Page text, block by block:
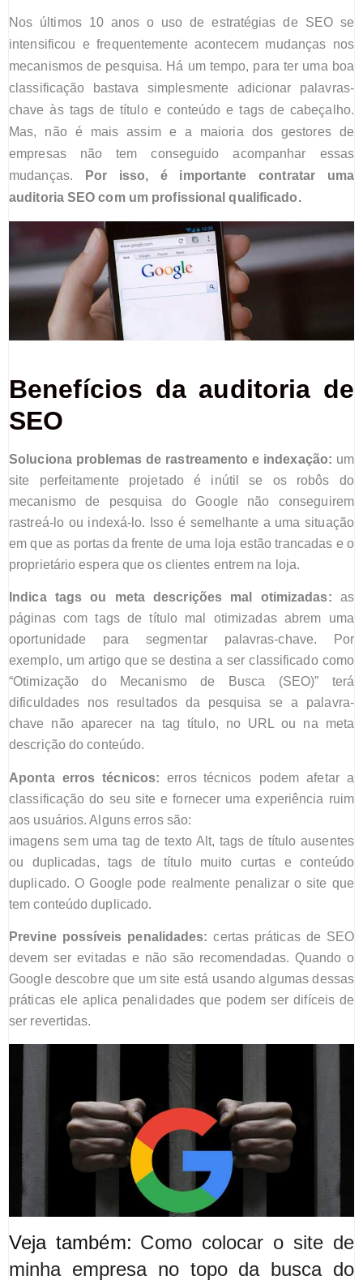
Nos últimos 10 anos o uso de estratégias de SEO se
intensificou e frequentemente acontecemmudanças nos
mecanismos de pesquisa. Há um tempo, para ter uma boa
classificação bastava simplesmente adicionar palavras-
chave às tags de título e conteúdo e tags de cabeçalho.
Mas, não é mais assim e a maioria dos gestoresde
empresas não tem conseguido acompanhar essas
mudanças.
Por isso, é importante contratar uma
auditoria SEO com um profissional qualificado.
Benefícios da auditoria de
SEO
Soluciona problemas de rastreamento e indexação: um
site perfeitamente projetado é inútil se os robôs do
mecanismo de pesquisa do Google não conseguirem
rastreá-lo ou indexá-lo. Isso é semelhante a uma situação
em que as portas da frente de uma loja estão trancadas e o
proprietário espera que os clientes entrem na loja.
Indica tags ou meta descrições mal otimizadas: as
páginas com tags de título mal otimizadas abrem uma
oportunidade para segmentar palavras-chave.
Por
exemplo, um artigo que se destina a ser classificado como
“Otimização do Mecanismo de Busca (SEO)” terá
dificuldades nos resultados da pesquisa se a palavra-
chave não aparecer na tagtítulo, no URL ou na meta
descrição do conteúdo.
Aponta erros técnicos:erros técnicos podem afetar a
classificação do seu site e fornecer uma experiência ruim
aos usuários. Alguns erros são:
imagens sem uma tag de texto Alt, tags de título ausentes
ou duplicadas, tags detítulo muito curtas e conteúdo
duplicado.O Google pode realmente penalizar o site que
tem conteúdo duplicado.
Previne possíveis penalidades:certas práticas de SEO
devem ser evitadas e não são recomendadas. Quando o
Google descobre que um site está usando algumas dessas
práticas ele aplica penalidades que podem ser difíceis de
ser revertidas.
Veja também: Como colocar o site de
minha empresa no topo da busca do